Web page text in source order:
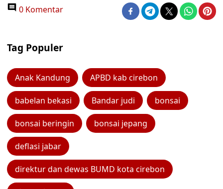
0 Komentar
Tag Populer
Anak Kandung APBD kab cirebon
babelan bekasi Bandar judi bonsai
bonsai beringin bonsai jepang
deflasi jabar
direktur dan dewas BUMD kota cirebon